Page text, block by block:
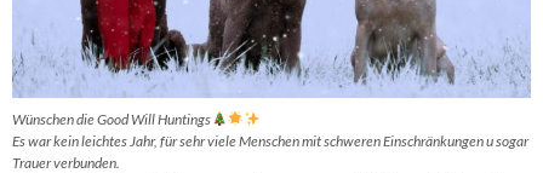
Wünschen die Good Will Huntings
Es war kein leichtes Jahr, für sehr viele Menschen mit schweren Einschränkungen u sogar
Trauer verbunden.